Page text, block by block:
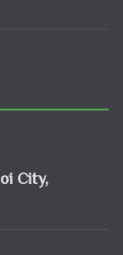
City,